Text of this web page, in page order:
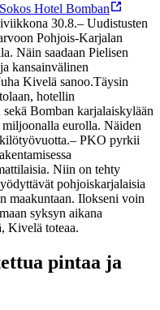
Hotel Bomban
30.8.– Uudistusten
Pohjois-Karjalan
Näin saadaan Pielisen
kansainvälinen
Kivelä sanoo.Täysin
hotellin
Bomban karjalaiskylään
eurolla. Näiden
– PKO pyrkii
Niin on tehty
pohjoiskarjalaisia
maakuntaan. Ilokseni voin
syksyn aikana
Kivelä toteaa.
pintaa ja